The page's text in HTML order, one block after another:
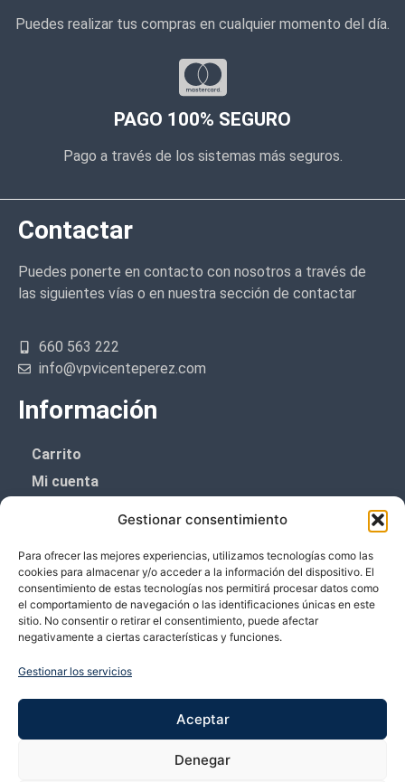
Gestionar consentimiento
Para ofrecer las mejores experiencias, utilizamos tecnologías como las
cookies para almacenar y/o acceder a la información del dispositivo. El
consentimiento de estas tecnologías nos permitirá procesar datos como
el comportamiento de navegación o las identificaciones únicas en este
sitio. No consentir o retirar el consentimiento, puede afectar
negativamente a ciertas características y funciones.
Gestionar los servicios
Aceptar
Denegar
Puedes realizar tus compras en cualquier momento del día.
PAGO 100% SEGURO
Pago a través de los sistemas más seguros.
Contactar
Puedes ponerte en contacto con nosotros a través de
las siguientes vías o en nuestra sección de contactar
660 563 222
info@vpvicenteperez.com
Información
Carrito
Mi cuenta
Política de cookies (UE)
Boletín de noticias
¡¡Suscríbete y prometemos no dar mucho el
Te enviaremos sólo cosas importantes.